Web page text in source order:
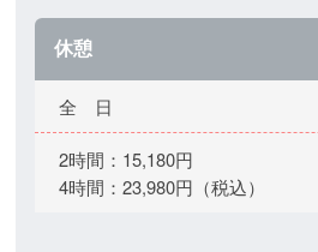
休憩
全 日
2時間：15,180円
4時間：23,980円（税込）